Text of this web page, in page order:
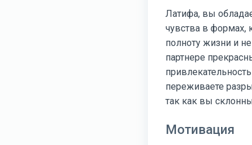
Латифа, вы
чувства в
полноту жизни и
партнере
переживаете
так как вы
Мотивация